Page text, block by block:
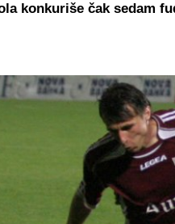
konkuriše čak sedam